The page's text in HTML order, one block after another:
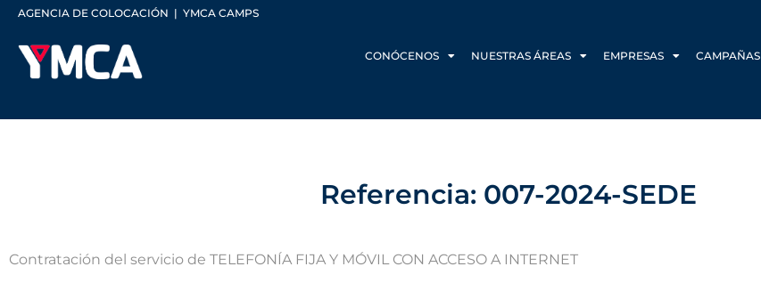
AGENCIA DE COLOCACIÓN | YMCA CAMPS
CONÓCENOS NUESTRAS ÁREAS EMPRESAS CAMPAÑAS
Referencia: 007-2024-SEDE
Contratación del servicio de TELEFONÍA FIJA Y MÓVIL CON ACCESO A INTERNET